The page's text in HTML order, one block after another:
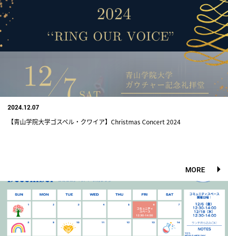
2024.12.07
【青山学院大学ゴスペル・クワイア】Christmas Concert 2024
MORE